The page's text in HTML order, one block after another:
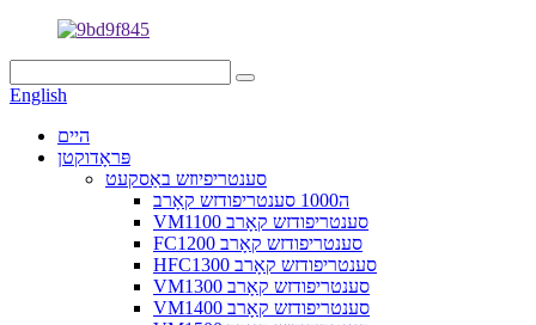
English
היים
פּראָדוקטן
סענטריפיוזש באַסקעט
ה1000 סענטריפודזש קאָרב
VM1100 סענטריפודזש קאָרב
FC1200 סענטריפודזש קאָרב
HFC1300 סענטריפודזש קאָרב
VM1300 סענטריפודזש קאָרב
VM1400 סענטריפודזש קאָרב